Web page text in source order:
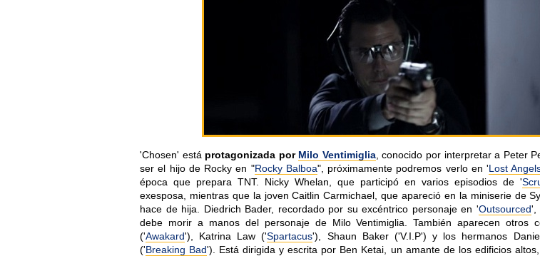
'Chosen' está protagonizada por Milo Ventimiglia, conocido por interpretar a Peter
ser el hijo de Rocky en "Rocky Balboa", próximamente podremos verlo en 'Lost
época que prepara TNT. Nicky Whelan, que participó en varios episodios de '
exesposa, mientras que la joven Caitlin Carmichael, que apareció en la miniserie de
hace de hija. Diedrich Bader, recordado por su excéntrico personaje en 'Outsourced',
debe morir a manos del personaje de Milo Ventimiglia. También aparecen otros
('Awakard'), Katrina Law ('Spartacus'), Shaun Baker ('V.I.P') y los hermanos
('Breaking Bad'). Está dirigida y escrita por Ben Ketai, un amante de los edificios